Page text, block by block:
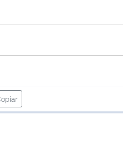
para área de transferência